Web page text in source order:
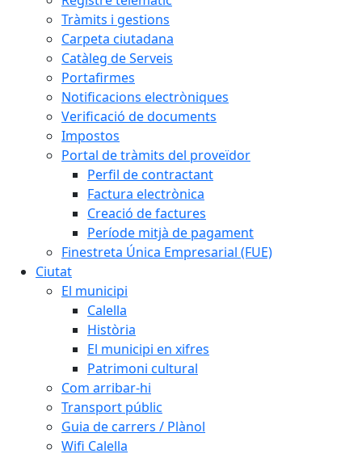
Tràmits i gestions
Carpeta ciutadana
Catàleg de Serveis
Portafirmes
Notificacions electròniques
Verificació de documents
Impostos
Portal de tràmits del proveïdor
Perfil de contractant
Factura electrònica
Creació de factures
Període mitjà de pagament
Finestreta Única Empresarial (FUE)
Ciutat
El municipi
Calella
Història
El municipi en xifres
Patrimoni cultural
Com arribar-hi
Transport públic
Guia de carrers / Plànol
Wifi Calella